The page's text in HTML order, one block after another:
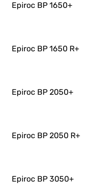
Epiroc BP 1650+
Epiroc BP 1650 R+
Epiroc BP 2050+
Epiroc BP 2050 R+
Epiroc BP 3050+